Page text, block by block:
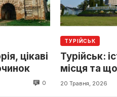
цікаві
0
ТУРІЙСЬК
Турійськ:
місця та
20 Травня, 2026